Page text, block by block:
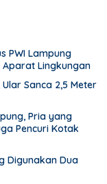
PWI Lampung
Aparat Lingkungan
Sanca 2,5 Meter
Pria yang
Pencuri Kotak
Digunakan Dua